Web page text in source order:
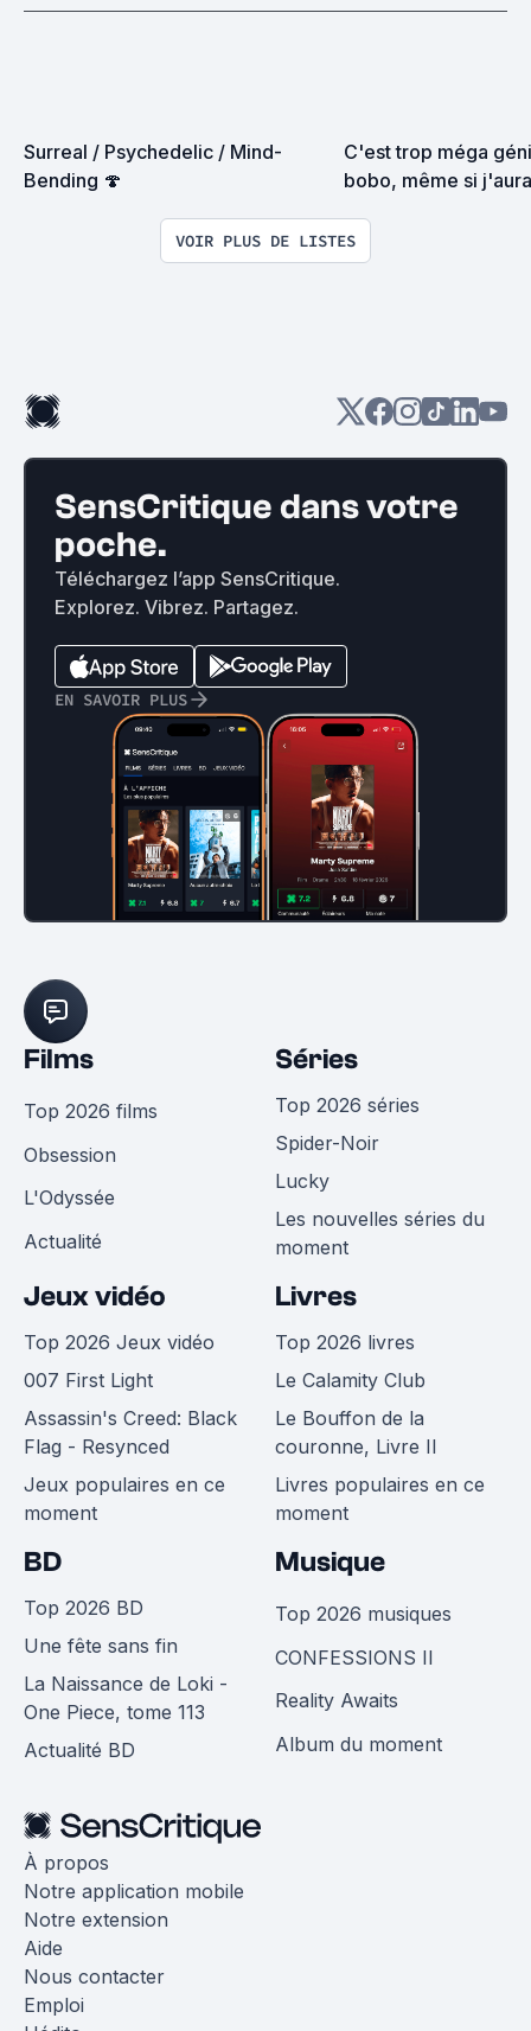
Surreal / Psychedelic / Mind-
Bending 🍄
C'est trop méga
bobo, même si
participative)
VOIR PLUS DE LISTES
SensCritique dans votre
poche.
Téléchargez l’app SensCritique.
Explorez. Vibrez. Partagez.
EN SAVOIR PLUS
Films
Top 2026 films
Obsession
L'Odyssée
Actualité
Séries
Top 2026 séries
Spider-Noir
Lucky
Les nouvelles séries du
moment
Jeux vidéo
Top 2026 Jeux vidéo
007 First Light
Assassin's Creed: Black
Flag - Resynced
Jeux populaires en ce
moment
Livres
Top 2026 livres
Le Calamity Club
Le Bouffon de la
couronne, Livre II
Livres populaires en ce
moment
BD
Top 2026 BD
Une fête sans fin
La Naissance de Loki -
One Piece, tome 113
Actualité BD
Musique
Top 2026 musiques
CONFESSIONS II
Reality Awaits
Album du moment
À propos
Notre application mobile
Notre extension
Aide
Nous contacter
Emploi